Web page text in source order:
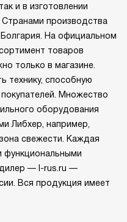
и в изготовлении
производства
На официальном
товаров
только в магазине.
технику, способную
Множество
оборудования
Либхер, например,
свежести. Каждая
функциональными
— l-rus.ru —
Вся продукция имеет